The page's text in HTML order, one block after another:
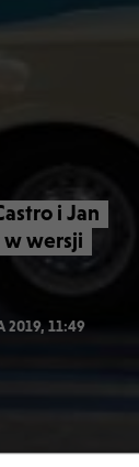
i Jan
w wersji
2019, 11:49